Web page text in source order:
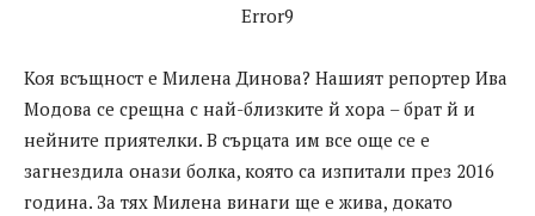
Error9
Коя всъщност е Милена Динoва? Нашият репортер Ива
Модова се срещна с най-близките й хора – брат й и
нейните приятелки. В сърцата им все още се е
загнездила онази болка, която са изпитали през 2016
година. За тях Милена винаги ще е жива, докато